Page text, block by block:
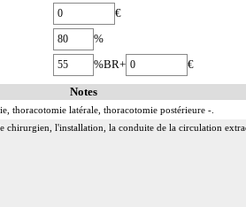
€
%
%BR+ €
Notes
thoracotomie latérale, thoracotomie postérieure -.
l'installation, la conduite de la circulation